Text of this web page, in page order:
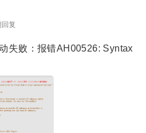
复
失败：报错AH00526: Syntax